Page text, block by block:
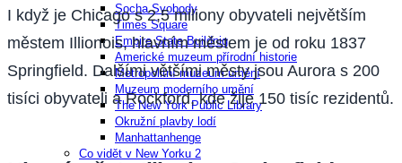
Socha Svobody
Times Square
Empire State Buildnig
Americké muzeum přírodní historie
Metropolitní muzeum umění
Muzeum moderního umění
The New York Public Library
Okružní plavby lodí
Manhattanhenge
Co vidět v New Yorku 2
I když je Chicago s 2,5 miliony obyvateli největším
městem Illionois, hlavním městem je od roku 1837
Springfield. Dalšími většími městy jsou Aurora s 200
tisíci obyvateli a Rockford, kde žije 150 tisíc rezidentů.